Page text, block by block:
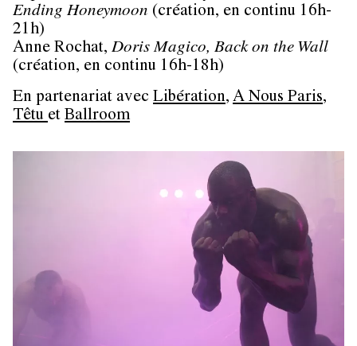
Ending Honeymoon (création, en continu 16h-
21h)
Anne Rochat, Doris Magico, Back on the Wall
(création, en continu 16h-18h)
En partenariat avec Libération, A Nous Paris,
Têtuet Ballroom